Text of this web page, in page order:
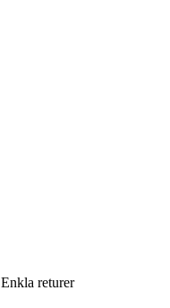
Enkla returer